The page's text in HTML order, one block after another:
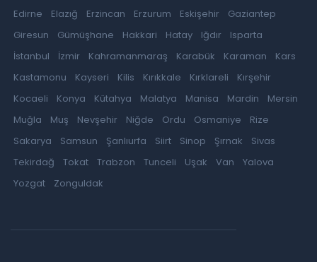
Edirne
Elazığ Erzincan Erzurum Eskişehir
Gaziantep
Giresun
Gümüşhane Hakkari Hatay Iğdır
Isparta
İstanbul
İzmir Kahramanmaraş Karabük Karaman
Kars
Kastamonu
Kayseri Kilis Kırıkkale Kırklareli
Kırşehir
Kocaeli
Konya Kütahya Malatya Manisa Mardin
Mersin
Muğla
Muş Nevşehir Niğde Ordu Osmaniye
Rize
Sakarya
Samsun Şanlıurfa Siirt Sinop Şırnak
Sivas
Tekirdağ
Tokat Trabzon Tunceli Uşak Van
Yalova
Yozgat
Zonguldak